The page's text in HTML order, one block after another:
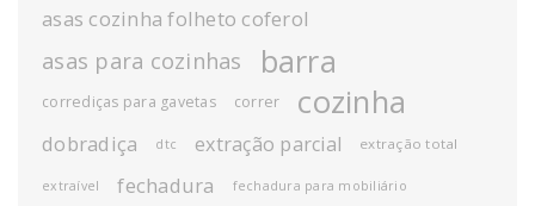
asas cozinha folheto coferol
asas para cozinhas barra
corrediças para gavetas correr cozinha
dobradiça dtc extração parcial extração total
extraível fechadura fechadura para mobiliário